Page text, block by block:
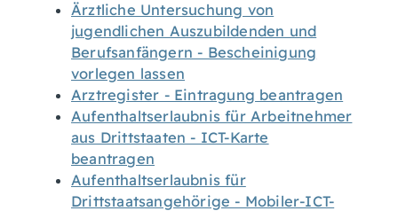
Ärztliche Untersuchung von
jugendlichen Auszubildenden und
Berufsanfängern - Bescheinigung
vorlegen lassen
Arztregister - Eintragung beantragen
Aufenthaltserlaubnis für Arbeitnehmer
aus Drittstaaten - ICT-Karte
beantragen
Aufenthaltserlaubnis für
Drittstaatsangehörige - Mobiler-ICT-